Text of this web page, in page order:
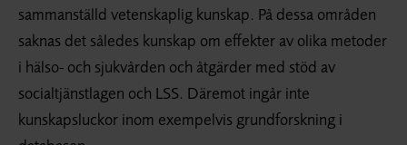
sammanställd vetenskaplig kunskap. På dessa områden
saknas det således kunskap om effekter av olika metoder
i hälso- och sjukvården och åtgärder med stöd av
socialtjänstlagen och LSS. Däremot ingår inte
kunskapsluckor inom exempelvis grundforskning i